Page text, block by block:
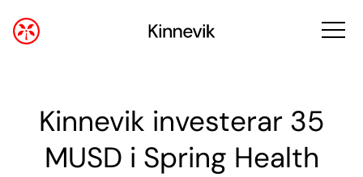
Kinnevik investerar 35
MUSD i Spring Health